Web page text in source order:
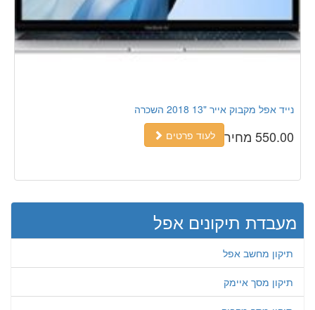
נייד אפל מקבוק אייר "13 2018 השכרה
לעוד פרטים
550.00 מחיר
מעבדת תיקונים אפל
תיקון מחשב אפל
תיקון מסך איימק